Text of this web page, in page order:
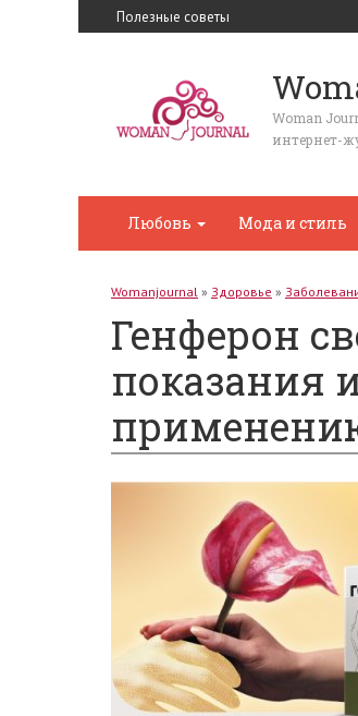
Полезные советы
Woman
интернет-
Любовь Мода и стиль
Womanjournal » Здоровье »
Генферон
показания